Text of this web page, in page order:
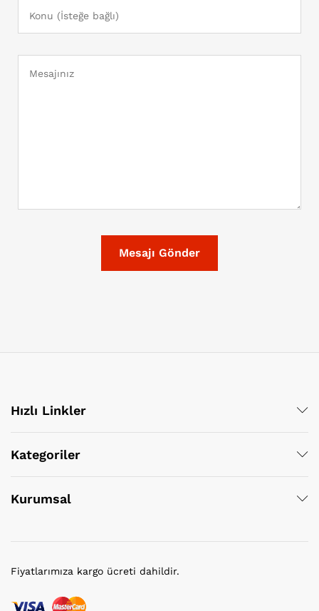
Hızlı Linkler
Kategoriler
Kurumsal
Fiyatlarımıza kargo ücreti dahildir.